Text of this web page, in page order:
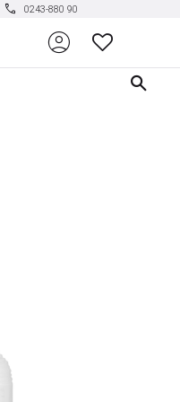
phone 0243-880 90
account_circle FAVORITER